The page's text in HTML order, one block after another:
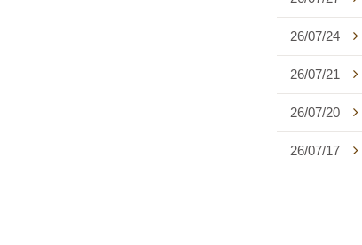
26/07/24
26/07/21
26/07/20
26/07/17